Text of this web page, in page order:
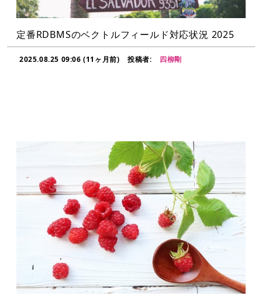
定番RDBMSのベクトルフィールド対応状況 2025
2025.08.25 09:06 (11ヶ月前) 投稿者: 四柳剛